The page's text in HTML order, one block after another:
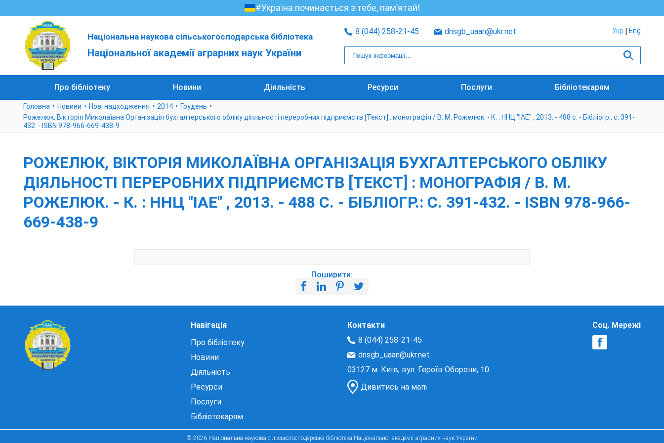
#Україна починається з тебе, пам’ятай!
Національна наукова сільськогосподарська бібліотека
Національної академії аграрних наук України
8 (044) 258-21-45 dnsgb_uaan@ukr.net Укр Eng
Про бібліотеку Новини Діяльність Ресурси Послуги Бібліотекарям
Головна Новини Нові надходження 2014
Грудень
Рожелюк, Вікторія Миколаївна Організація бухгалтерського обліку діяльності переробних підприємств [Текст] : монографія / В. М. Рожелюк. - К. : ННЦ "ІАЕ" , 2013. - 488 с. - Бібліогр.: с. 391-
432. - ISBN 978-966-669-438-9
РОЖЕЛЮК, ВІКТОРІЯ МИКОЛАЇВНА ОРГАНІЗАЦІЯ БУХГАЛТЕРСЬКОГО ОБЛІКУ
ДІЯЛЬНОСТІ ПЕРЕРОБНИХ ПІДПРИЄМСТВ [ТЕКСТ] : МОНОГРАФІЯ / В. М.
РОЖЕЛЮК. - К. : ННЦ "ІАЕ" , 2013. - 488 С. - БІБЛІОГР.: С. 391-432. - ISBN 978-966-
669-438-9
Поширити:
Навігація
Про бібліотеку
Новини
Діяльність
Ресурси
Послуги
Бібліотекарям
Контакти
8 (044) 258-21-45
dnsgb_uaan@ukr.net
03127 м. Київ, вул. Героїв Оборони, 10
Дивитись на мапі
Соц. Мережі
© 2026 Національна наукова сільськогосподарська бібліотека Національної академії аграрних наук України